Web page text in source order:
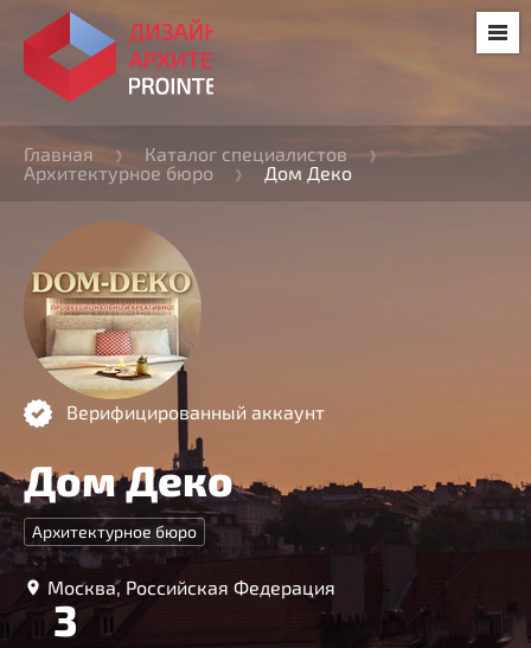
Главная
Каталог специалистов
Архитектурное бюро
Дом Деко
Верифицированный аккаунт
Дом Деко
Архитектурное бюро
Москва, Российская Федерация
3